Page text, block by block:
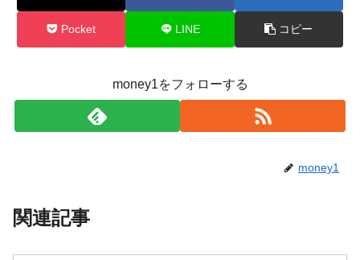
Pocket LINE コピー
money1をフォローする
money1
関連記事